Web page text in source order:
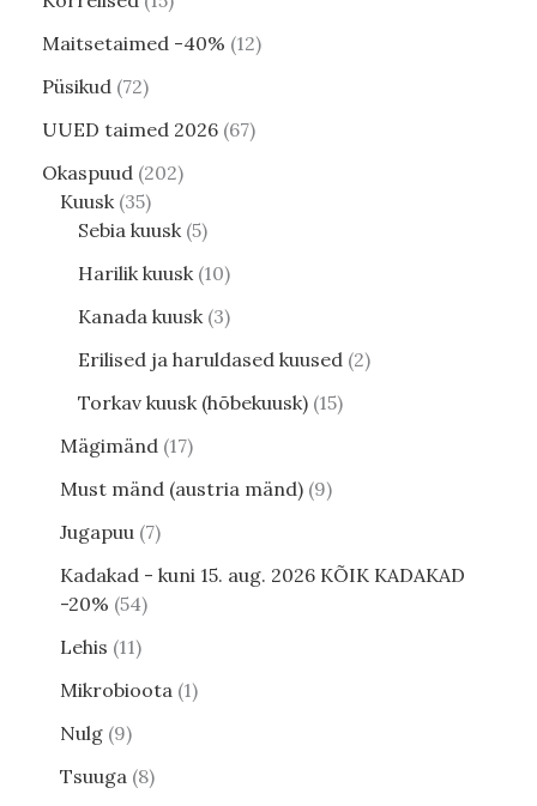
Maitsetaimed -40% 12
Püsikud 72
UUED taimed 2026 67
Okaspuud 202
Kuusk 35
Sebia kuusk 5
Harilik kuusk 10
Kanada kuusk 3
Erilised ja haruldased kuused 2
Torkav kuusk (hõbekuusk) 15
Mägimänd 17
Must mänd (austria mänd) 9
Jugapuu 7
Kadakad - kuni 15. aug. 2026 KÕIK KADAKAD
-20% 54
Lehis 11
Mikrobioota 1
Nulg 9
Tsuuga 8